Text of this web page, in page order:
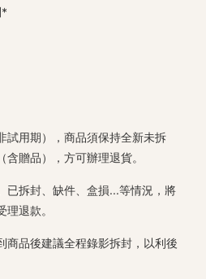
試用期），商品須保持全新未拆
贈品），方可辦理退貨。
已拆封、缺件、盒損...等情況，將
退款。
商品後建議全程錄影拆封，以利後